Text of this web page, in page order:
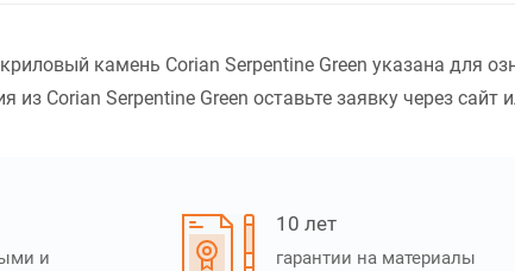
камень Corian Serpentine Green указана для
из Corian Serpentine Green оставьте заявку через сайт
и
10 лет
гарантии на материалы